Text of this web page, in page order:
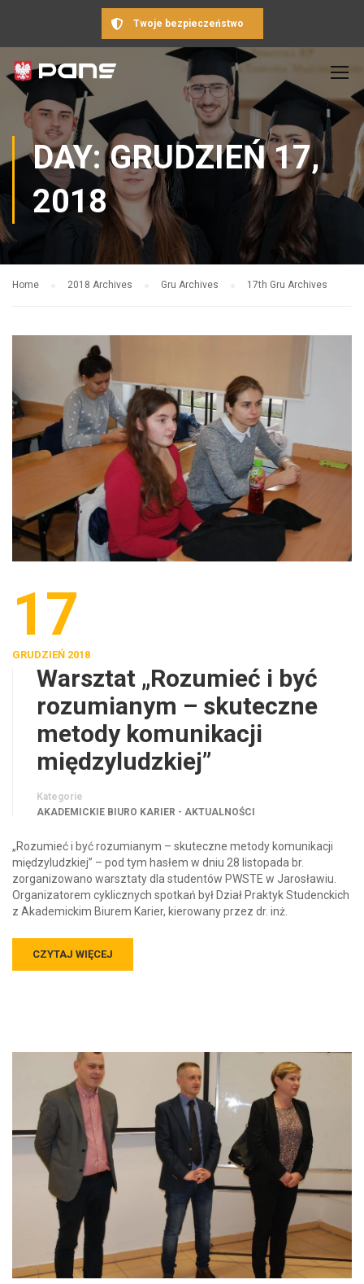
Twoje bezpieczeństwo
DAY: GRUDZIEŃ 17,
2018
Home 2018 Archives Gru Archives 17th Gru Archives
17
GRUDZIEŃ 2018
Warsztat „Rozumieć i być
rozumianym – skuteczne
metody komunikacji
międzyludzkiej”
Kategorie
AKADEMICKIE BIURO KARIER - AKTUALNOŚCI
„Rozumieć i być rozumianym – skuteczne metody komunikacji
międzyludzkiej” – pod tym hasłem w dniu 28 listopada br.
zorganizowano warsztaty dla studentów PWSTE w Jarosławiu.
Organizatorem cyklicznych spotkań był Dział Praktyk Studenckich
z Akademickim Biurem Karier, kierowany przez dr. inż.
CZYTAJ WIĘCEJ